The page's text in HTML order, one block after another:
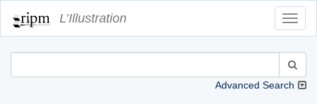
L’Illustration
Advanced Search